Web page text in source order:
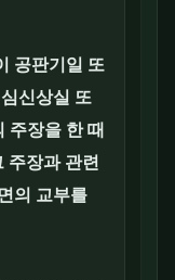
공판기일 또
신상실 또
주장을 한 때
주장과 관련
의 교부를